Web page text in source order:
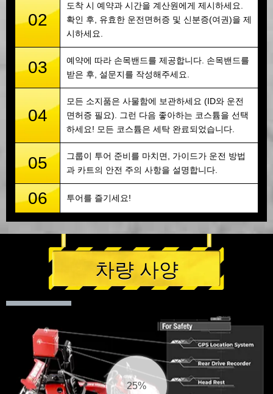
02
도착 시 예약과 시간을 계산원에게 제시하세요.
확인 후, 유효한 운전면허증 및 신분증(여권)을 제
시하세요.
03
예약에 따라 손목밴드를 제공합니다. 손목밴드를
받은 후, 설문지를 작성해주세요.
04
모든 소지품은 사물함에 보관하세요 (ID와 운전
면허증 필요). 그런 다음 좋아하는 코스튬을 선택
하세요! 모든 코스튬은 세탁 완료되었습니다.
05
그룹이 투어 준비를 마치면, 가이드가 운전 방법
과 카트의 안전 주의 사항을 설명합니다.
06 투어를 즐기세요!
차량 사양
26%